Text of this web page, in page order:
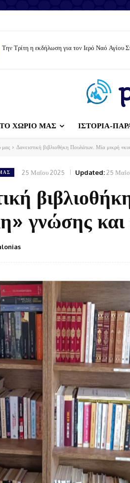
Δήμος Σάμης: Ταΐζουμε με αγάπη –
ΤΟ ΧΩΡΙΟ ΜΑΣ ΙΣΤΟΡΙΑ-
μας Δανειστική βιβλιοθήκη Πουλάτων. Μία μικρή
25 Μαΐου 2025 Updated:25
γνώσης και